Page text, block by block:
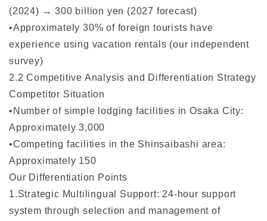
(2024) → 300 billion yen (2027 forecast)
•Approximately 30% of foreign tourists have
experience using vacation rentals (our independent
survey)
2.2 Competitive Analysis and Differentiation Strategy
Competitor Situation
•Number of simple lodging facilities in Osaka City:
Approximately 3,000
•Competing facilities in the Shinsaibashi area:
Approximately 150
Our Differentiation Points
1.Strategic Multilingual Support: 24-hour support
system through selection and management of